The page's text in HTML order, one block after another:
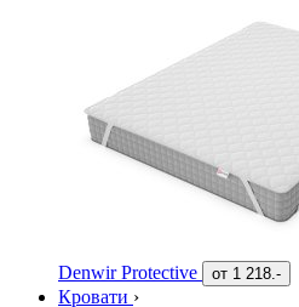
Denwir Protective от 1 218.-
Кровати ›